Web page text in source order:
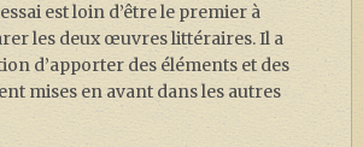
est loin d’être le premier à
les deux œuvres littéraires. Il a
d’apporter des éléments et des
mises en avant dans les autres